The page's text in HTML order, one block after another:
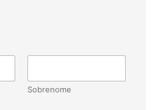
Sobrenome